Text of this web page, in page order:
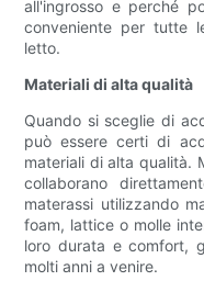
all'ingrosso e perché
conveniente per tutte
letto.
Materiali di alta qualità
Quando si sceglie di
può essere certi di
materiali di alta qualità.
collaborano
materassi utilizzando
foam, lattice o molle
loro durata e comfort,
molti anni a venire.